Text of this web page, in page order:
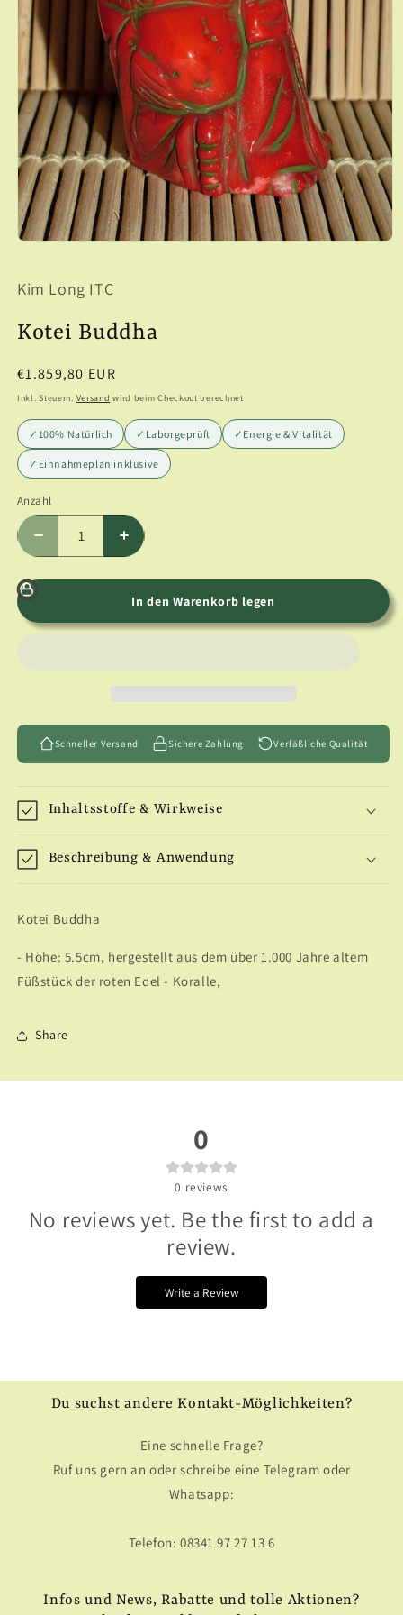
Modal
Kim Long ITC
Kotei Buddha
Normaler
Preis
€1.859,80 EUR
Inkl. Steuern. Versand wird beim Checkout berechnet
✓ 100% Natürlich ✓ Laborgeprüft ✓ Energie & Vitalität
✓ Einnahmeplan inklusive
Anzahl
Anzahl
Verringere
die
Menge
Kotei
Erhöhe
die
Menge
für
Kotei
In den Warenkorb legen
Schneller Versand Sichere Zahlung Verläßliche Qualität
Inhaltsstoffe & Wirkweise
Beschreibung & Anwendung
Kotei Buddha
- Höhe: 5.5cm, hergestellt aus dem über 1.000 Jahre altem
Füßstück der roten Edel - Koralle,
Share
0
0 reviews
No reviews yet. Be the first to add a
review.
Write a Review
Du suchst andere Kontakt-Möglichkeiten?
Eine schnelle Frage?
Ruf uns gern an oder schreibe eine Telegram oder
Whatsapp:
Telefon: 08341 97 27 13 6
Infos und News, Rabatte und tolle Aktionen?